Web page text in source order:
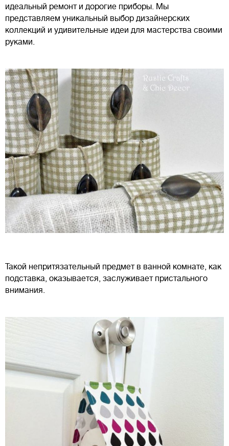
идеальный ремонт и дорогие приборы. Мы
представляем уникальный выбор дизайнерских
коллекций и удивительные идеи для мастерства своими
руками.
Такой непритязательный предмет в ванной комнате, как
подставка, оказывается, заслуживает пристального
внимания.